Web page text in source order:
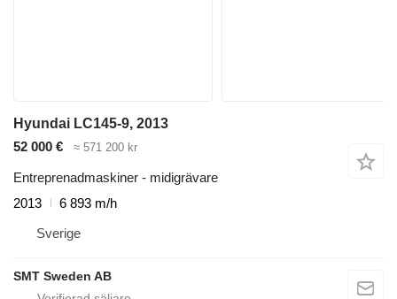
Hyundai LC145-9, 2013
52 000 €
≈ 571 200 kr
Entreprenadmaskiner - midigrävare
2013
6 893 m/h
Sverige
SMT Sweden AB